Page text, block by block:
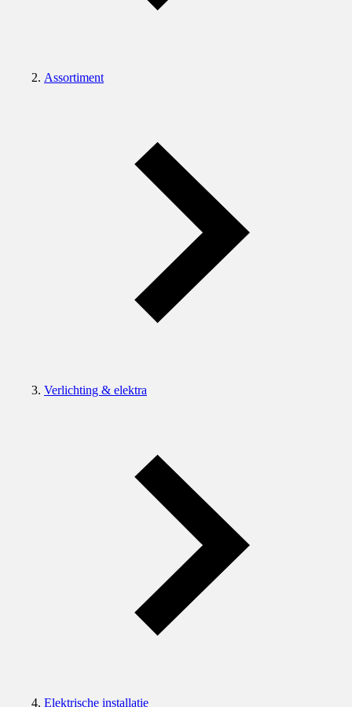
Assortiment
Verlichting & elektra
Elektrische installatie